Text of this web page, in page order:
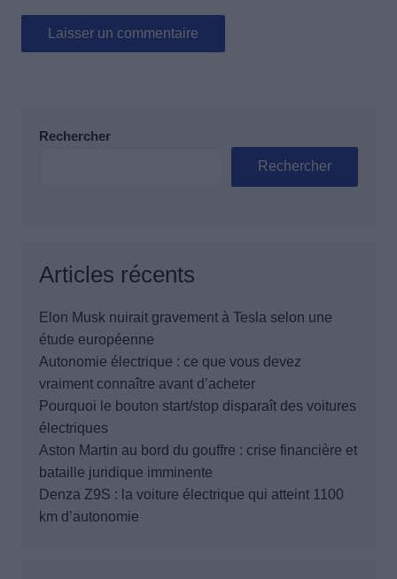
Rechercher
Rechercher
Articles récents
Elon Musk nuirait gravement à Tesla selon une
étude européenne
Autonomie électrique : ce que vous devez
vraiment connaître avant d’acheter
Pourquoi le bouton start/stop disparaît des voitures
électriques
Aston Martin au bord du gouffre : crise financière et
bataille juridique imminente
Denza Z9S : la voiture électrique qui atteint 1100
km d’autonomie